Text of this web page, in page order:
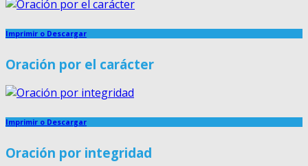
Imprimir o Descargar
Oración por el carácter
Imprimir o Descargar
Oración por integridad